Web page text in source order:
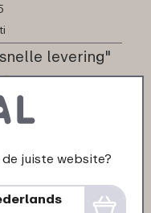
levering"
juiste website?